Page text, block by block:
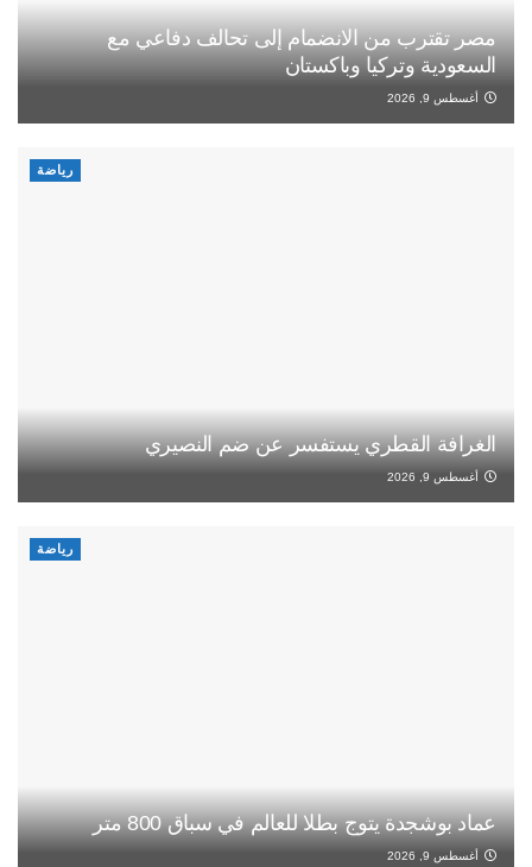
مصر تقترب من الانضمام إلى تحالف دفاعي مع
السعودية وتركيا وباكستان
أغسطس 9, 2026
رياضة
الغرافة القطري يستفسر عن ضم النصيري
أغسطس 9, 2026
رياضة
عماد بوشجدة يتوج بطلا للعالم في سباق 800 متر
أغسطس 9, 2026